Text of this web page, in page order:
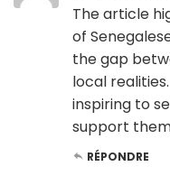
The article
of
the gap
local
inspiring to
support
RÉPONDRE